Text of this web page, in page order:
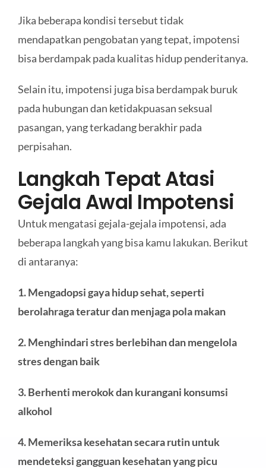
Jika beberapa kondisi tersebut tidak
mendapatkan pengobatan yang tepat, impotensi
bisa berdampak pada kualitas hidup penderitanya.
Selain itu, impotensi juga bisa berdampak buruk
pada hubungan dan ketidakpuasan seksual
pasangan, yang terkadang berakhir pada
perpisahan.
Langkah Tepat Atasi
Gejala Awal Impotensi
Untuk mengatasi gejala-gejala impotensi, ada
beberapa langkah yang bisa kamu lakukan. Berikut
di antaranya:
1. Mengadopsi gaya hidup sehat, seperti
berolahraga teratur dan menjaga pola makan
2. Menghindari stres berlebihan dan mengelola
stres dengan baik
3. Berhenti merokok dan kurangani konsumsi
alkohol
4. Memeriksa kesehatan secara rutin untuk
mendeteksi gangguan kesehatan yang picu